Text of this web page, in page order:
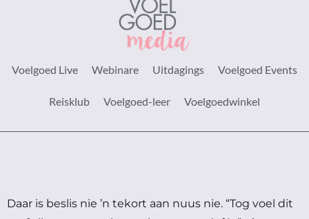
Voelgoed Live Webinare Uitdagings Voelgoed Events
Reisklub Voelgoed-leer Voelgoedwinkel
Daar is beslis nie ’n tekort aan nuus nie. “Tog voel dit